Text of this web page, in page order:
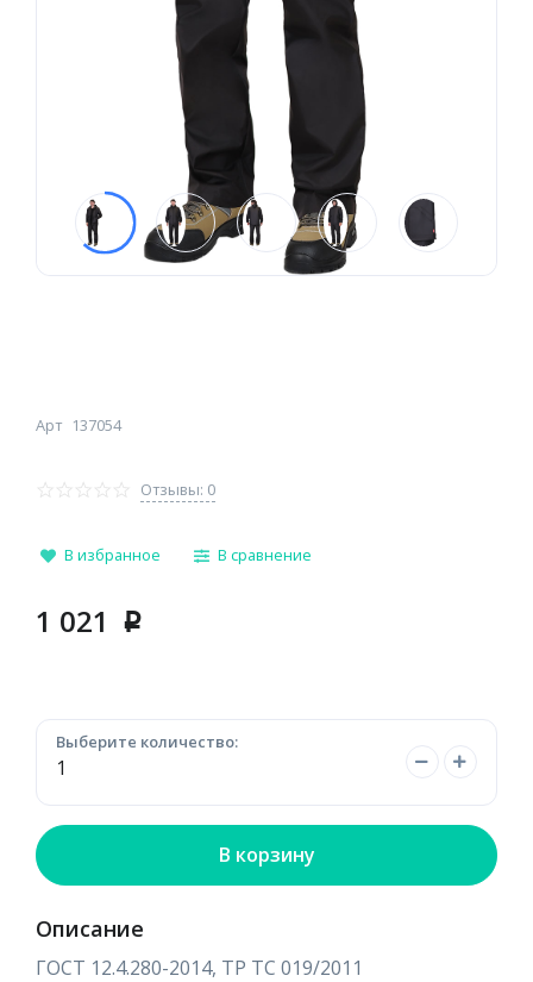
Арт 137054
Отзывы: 0
В избранное В сравнение
1 021 p
Выберите количество:
В корзину
Описание
ГОСТ 12.4.280-2014, ТР ТС 019/2011